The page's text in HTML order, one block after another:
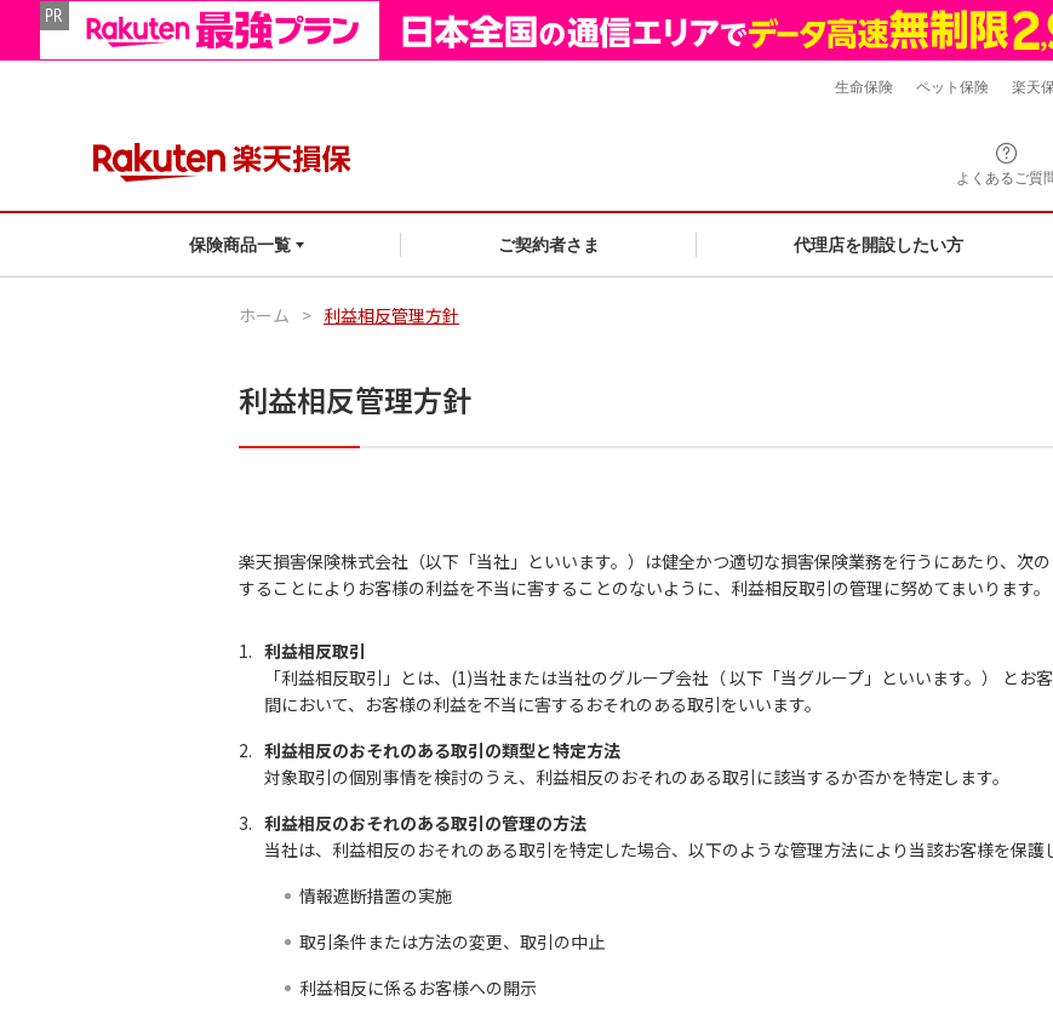
よくあるご質
保険商品一覧 ご契約者さま 代理店を開設したい方
生命保険 ペット保険 楽天
ホーム > 利益相反管理方針
利益相反管理方針
楽天損害保険株式会社（以下「当社」といいます。）は健全かつ適切な損害保険業務を行うにあたり、次
することによりお客様の利益を不当に害することのないように、利益相反取引の管理に努めてまいります。
1. 利益相反取引
「利益相反取引」とは、(1)当社または当社のグループ会社（ 以下「当グループ」といいます。） とお
間において、お客様の利益を不当に害するおそれのある取引をいいます。
2. 利益相反のおそれのある取引の類型と特定方法
対象取引の個別事情を検討のうえ、利益相反のおそれのある取引に該当するか否かを特定します。
3. 利益相反のおそれのある取引の管理の方法
当社は、利益相反のおそれのある取引を特定した場合、以下のような管理方法により当該お客様を保護
情報遮断措置の実施
取引条件または方法の変更、取引の中止
利益相反に係るお客様への開示